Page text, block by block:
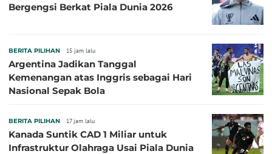
Bergengsi Berkat Piala Dunia 2026
BERITA PILIHAN 15 jam lalu
Argentina Jadikan Tanggal
Kemenangan atas Inggris sebagai Hari
Nasional Sepak Bola
BERITA PILIHAN 17 jam lalu
Kanada Suntik CAD 1 Miliar untuk
Infrastruktur Olahraga Usai Piala Dunia